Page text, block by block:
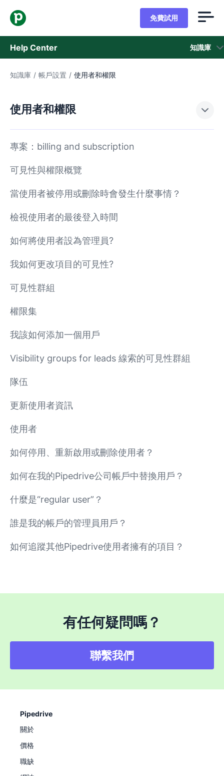
免費試用
Help Center 知識庫
知識庫
狀態
知識庫 / 帳戶設置 / 使用者和權限
使用者和權限
專案：billing and subscription
可見性與權限概覽
當使用者被停用或刪除時會發生什麼事情？
檢視使用者的最後登入時間
如何將使用者設為管理員?
我如何更改項目的可見性?
可見性群組
權限集
我該如何添加一個用戶
Visibility groups for leads 線索的可見性群組
隊伍
更新使用者資訊
使用者
如何停用、重新啟用或刪除使用者？
如何在我的Pipedrive公司帳戶中替換用戶？
什麼是“regular user”？
誰是我的帳戶的管理員用戶？
如何追蹤其他Pipedrive使用者擁有的項目？
有任何疑問嗎？
聯繫我們
Pipedrive
關於
價格
職缺